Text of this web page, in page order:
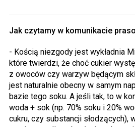
Jak czytamy w komunikacie
- Kością niezgody jest wykładnia
które twierdzi, że choć cukier
z owoców czy warzyw będącym
jest naturalnie obecny w samym
bazie tego soku. A jeśli tak, to w
woda + sok (np. 70% soku i 20%
cukru, czy substancji słodzących),